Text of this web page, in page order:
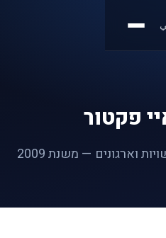
פקטור
וארגונים — משנת 2009